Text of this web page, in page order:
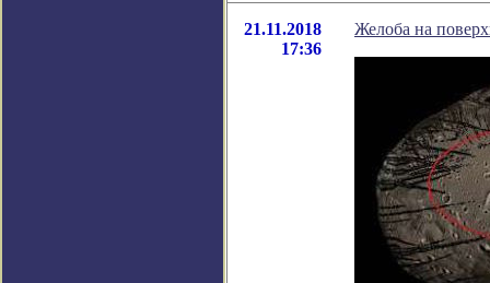
21.11.2018
17:36
Желоба на